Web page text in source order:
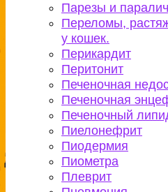
Парезы и
Переломы,
у кошек.
Перикардит
Перитонит
Печеночная
Печеночная
Печеночный
Пиелонефрит
Пиодермия
Пиометра
Плеврит